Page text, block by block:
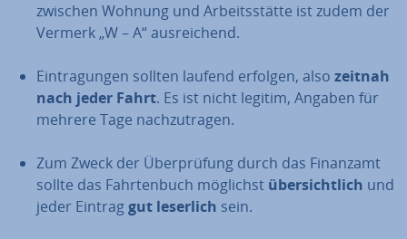
zwischen Wohnung und Ar­beits­stät­te ist zudem der
Vermerk „W – A“ aus­rei­chend.
Ein­tra­gun­gen sollten laufend erfolgen, also zeitnah
nach jeder Fahrt. Es ist nicht legitim, Angaben für
mehrere Tage nach­zu­tra­gen.
Zum Zweck der Über­prü­fung durch das Finanzamt
sollte das Fahr­ten­buch möglichst über­sicht­lich und
jeder Eintraggut leserlich sein.